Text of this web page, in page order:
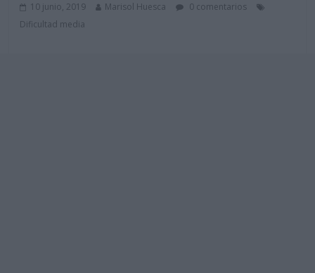
10 junio, 2019 Marisol Huesca
0 comentarios
Dificultad media